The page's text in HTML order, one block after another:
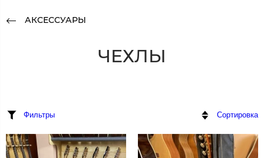
АКСЕССУАРЫ
ЧЕХЛЫ
Фильтры Сортировка